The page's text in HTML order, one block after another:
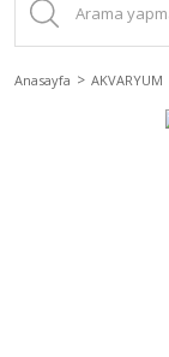
Anasayfa AKVARYUM